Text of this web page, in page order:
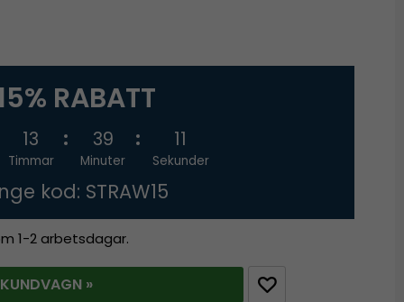
RABATT
13
Timmar
39
Minuter
10
Sekunder
kod: STRAW15
1-2 arbetsdagar.
»